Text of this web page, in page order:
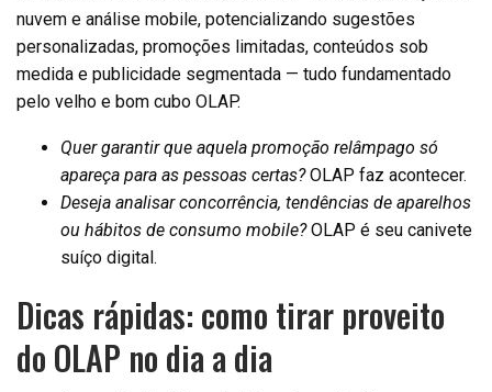
nuvem e análise mobile, potencializando sugestões
personalizadas, promoções limitadas, conteúdos sob
medida e publicidade segmentada — tudo fundamentado
pelo velho e bom cubo OLAP.
Quer garantir que aquela promoção relâmpago só
apareça para as pessoas certas?OLAP faz acontecer.
Deseja analisar concorrência, tendências de aparelhos
ou hábitos de consumo mobile?OLAP é seu canivete
suíço digital.
Dicas rápidas: como tirar proveito
do OLAP no dia a dia